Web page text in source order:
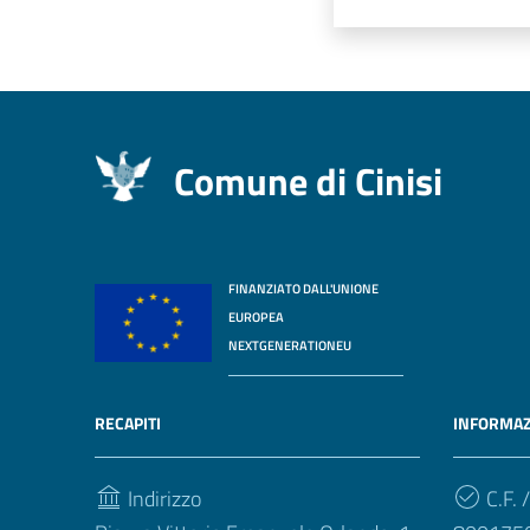
Comune di Cinisi
FINANZIATO DALL'UNIONE
EUROPEA
NEXTGENERATIONEU
RECAPITI
Indirizzo
C.F.